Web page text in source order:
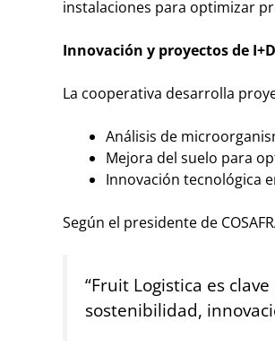
instalaciones para optimizar
Innovación y proyectos de I+D
La cooperativa desarrolla
Análisis de
Mejora del suelo para
Innovación tecnológica
Según el presidente de
“Fruit Logistica es
sostenibilidad,